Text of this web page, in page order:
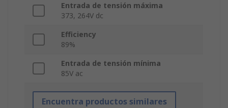
Entrada de tensión máxima
373, 264V dc
Efficiency
89%
Entrada de tensión mínima
85V ac
Encuentra productos similares